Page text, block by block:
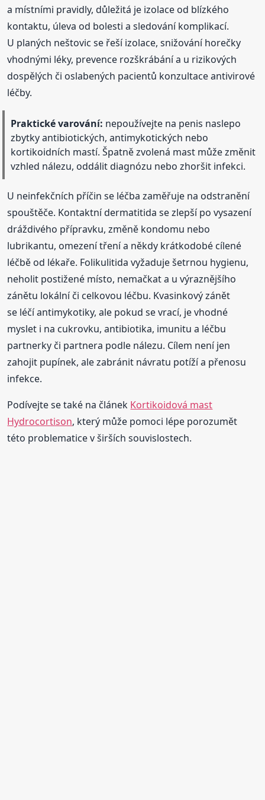
a místními pravidly, důležitá je izolace od blízkého
kontaktu, úleva od bolesti a sledování komplikací.
U planých neštovic se řeší izolace, snižování horečky
vhodnými léky, prevence rozškrábání a u rizikových
dospělých či oslabených pacientů konzultace antivirové
léčby.
Praktické varování: nepoužívejte na penis naslepo
zbytky antibiotických, antimykotických nebo
kortikoidních mastí. Špatně zvolená mast může změnit
vzhled nálezu, oddálit diagnózu nebo zhoršit infekci.
U neinfekčních příčin se léčba zaměřuje na odstranění
spouštěče. Kontaktní dermatitida se zlepší po vysazení
dráždivého přípravku, změně kondomu nebo
lubrikantu, omezení tření a někdy krátkodobé cílené
léčbě od lékaře. Folikulitida vyžaduje šetrnou hygienu,
neholit postižené místo, nemačkat a u výraznějšího
zánětu lokální či celkovou léčbu. Kvasinkový zánět
se léčí antimykotiky, ale pokud se vrací, je vhodné
myslet i na cukrovku, antibiotika, imunitu a léčbu
partnerky či partnera podle nálezu. Cílem není jen
zahojit pupínek, ale zabránit návratu potíží a přenosu
infekce.
Podívejte se také na článek Kortikoidová mast
Hydrocortison, který může pomoci lépe porozumět
této problematice v širších souvislostech.